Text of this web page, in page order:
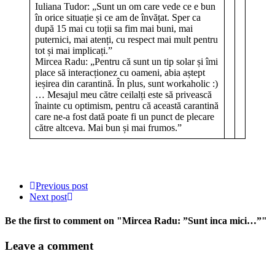
Iuliana Tudor: „Sunt un om care vede ce e bun
în orice situație și ce am de învățat. Sper ca
după 15 mai cu toții sa fim mai buni, mai
puternici, mai atenți, cu respect mai mult pentru
tot și mai implicați.”
Mircea Radu: „Pentru că sunt un tip solar și îmi
place să interacționez cu oameni, abia aștept
ieșirea din carantină. În plus, sunt workaholic :)
… Mesajul meu către ceilalți este să privească
înainte cu optimism, pentru că această carantină
care ne-a fost dată poate fi un punct de plecare
către altceva. Mai bun și mai frumos.”
Previous post
Next post
Be the first to comment on "Mircea Radu: ”Sunt inca mici…”"
Leave a comment